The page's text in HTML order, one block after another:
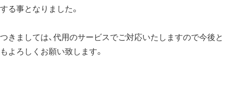
する事となりました。
つきましては、代用のサービスでご対応いたしますので今後と
もよろしくお願い致します。